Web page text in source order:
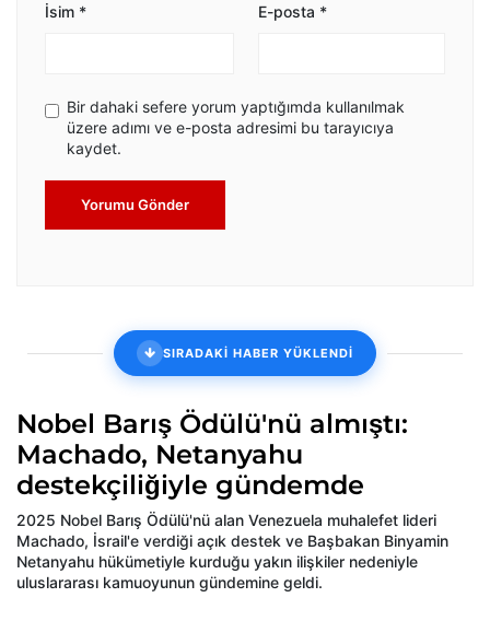
İsim * E-posta *
Bir dahaki sefere yorum yaptığımda kullanılmak
üzere adımı ve e-posta adresimi bu tarayıcıya
kaydet.
Yorumu Gönder
SIRADAKİ HABER YÜKLENDİ
Nobel Barış Ödülü'nü almıştı:
Machado, Netanyahu
destekçiliğiyle gündemde
2025 Nobel Barış Ödülü'nü alan Venezuela muhalefet lideri
Machado, İsrail'e verdiği açık destek ve Başbakan Binyamin
Netanyahu hükümetiyle kurduğu yakın ilişkiler nedeniyle
uluslararası kamuoyunun gündemine geldi.